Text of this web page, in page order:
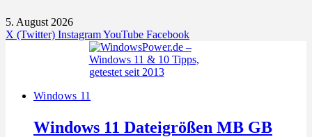
5. August 2026
X (Twitter) InstagramYouTube Facebook
Windows 11
Windows 11 Dateigrößen MB GB